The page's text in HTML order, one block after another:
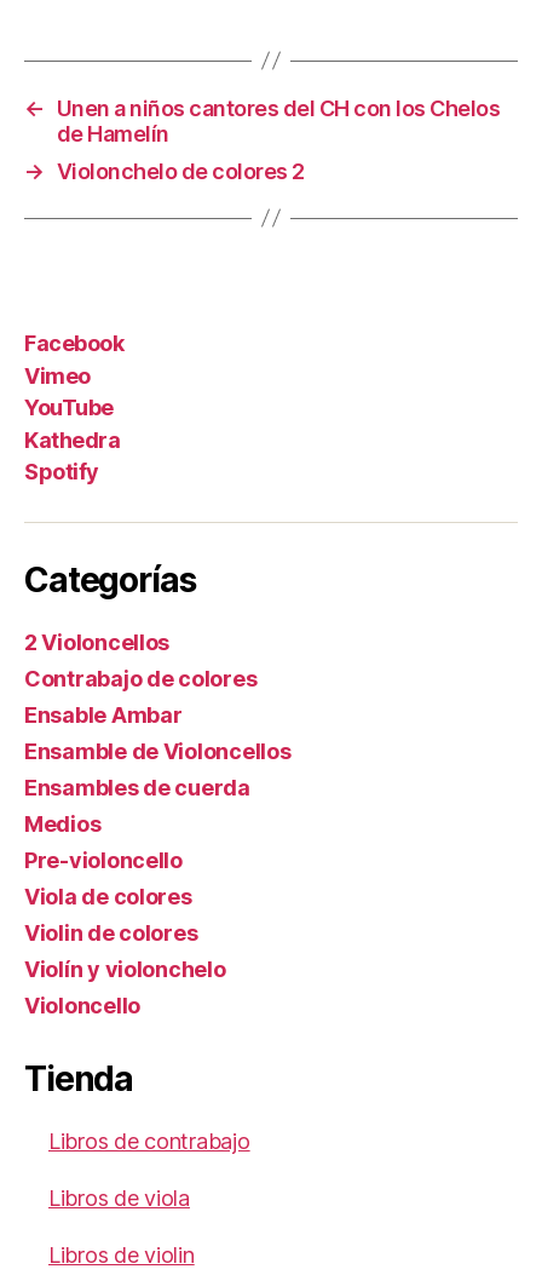
←
Unen a niños cantores del CH con los Chelos
de Hamelín
→ Violonchelo de colores 2
Facebook
Vimeo
YouTube
Kathedra
Spotify
Categorías
2 Violoncellos
Contrabajo de colores
Ensable Ambar
Ensamble de Violoncellos
Ensambles de cuerda
Medios
Pre-violoncello
Viola de colores
Violin de colores
Violín y violonchelo
Violoncello
Tienda
Libros de contrabajo
Libros de viola
Libros de violin